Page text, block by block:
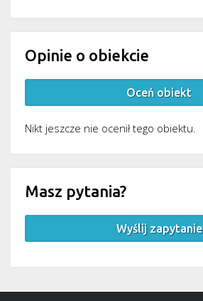
Opinie o obiekcie
Oceń obiekt
Nikt jeszcze nie ocenił tego obiektu.
Masz pytania?
Wyślij zapytanie